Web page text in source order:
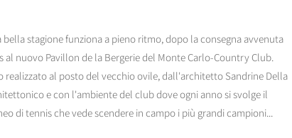
bella stagione funziona a pieno ritmo, dopo la consegna avvenuta
al nuovo Pavillon de la Bergerie del Monte Carlo-Country Club.
realizzato al posto del vecchio ovile, dall'architetto Sandrine Della
e con l'ambiente del club dove ogni anno si svolge il
di tennis che vede scendere in campo i più grandi campioni...